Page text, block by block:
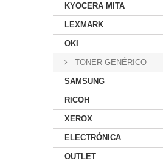
KYOCERA MITA
LEXMARK
OKI
TONER GENÉRICO
SAMSUNG
RICOH
XEROX
ELECTRÓNICA
OUTLET